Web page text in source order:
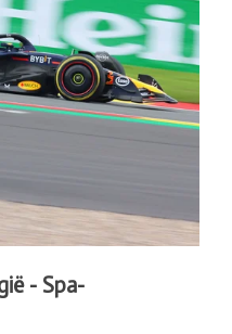
- Spa-